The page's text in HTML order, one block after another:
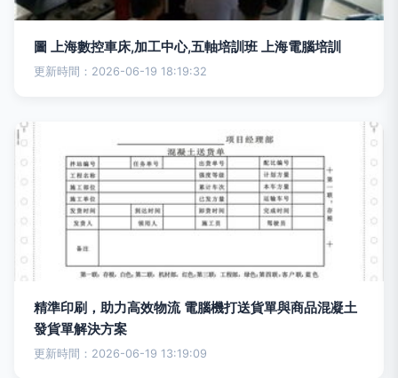
圖 上海數控車床,加工中心,五軸培訓班 上海電腦培訓
更新時間：2026-06-19 18:19:32
精準印刷，助力高效物流 電腦機打送貨單與商品混凝土
發貨單解決方案
更新時間：2026-06-19 13:19:09